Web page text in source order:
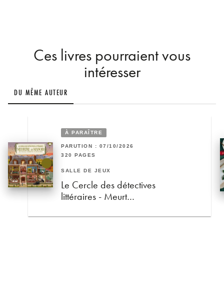
Ces livres pourraient vous
intéresser
DU MÊME AUTEUR
À PARAÎTRE
PARUTION : 07/10/2026
320 PAGES
SALLE DE JEUX
Le Cercle des détectives
littéraires - Meurt…